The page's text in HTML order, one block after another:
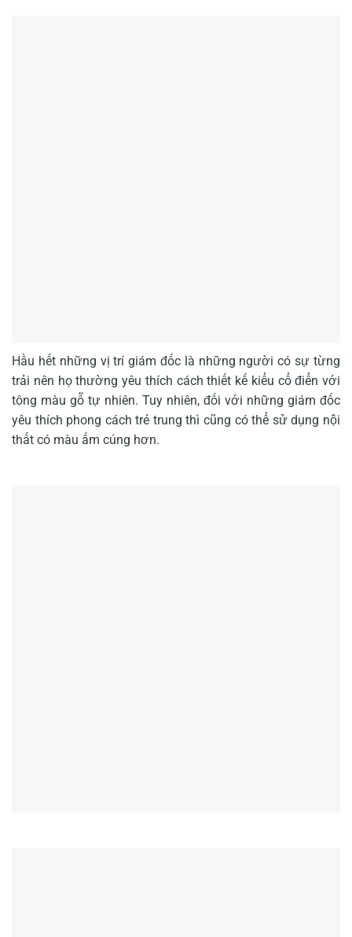
Hầu hết những vị trí giám đốc là những người có sự từng
trải nên họ thường yêu thích cách thiết kế kiểu cổ điển với
tông màu gỗ tự nhiên. Tuy nhiên, đối với những giám đốc
yêu thích phong cách trẻ trung thì cũng có thể sử dụng nội
thất có màu ấm cúng hơn.